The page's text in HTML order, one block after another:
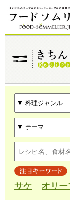
サケ オリー